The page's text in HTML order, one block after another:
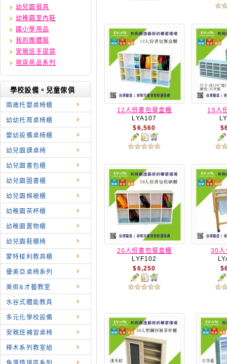
幼兒園餐具
幼稚園室內鞋
國小學用品
我的團體服
安親班手提袋
現貨商品系列
學校設備。兒童傢俱
兩歳托嬰桌椅櫃
幼幼托育桌椅櫃
嬰幼設備桌椅櫃
幼兒園課桌椅
幼兒園書包櫃
幼兒園圖書櫃
幼兒園棉被櫃
幼稚園茶杯櫃
幼稚園置物櫃
幼兒園鞋櫃椅
蒙特梭利教具櫃
優美亞桌椅系列
美術&才藝教室
水谷式體能教具
多元化學校設備
安親班補習桌椅
樺木系列教室組
12人份書包餐盒櫃
LYA107
$6,560
15人
20人份書包餐盒櫃
LYF102
$6,250
30人